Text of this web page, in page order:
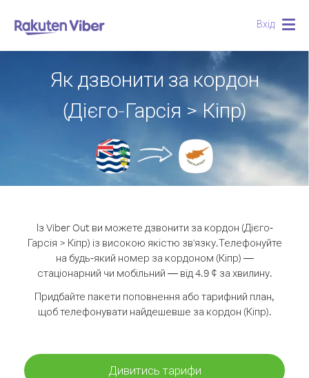
Вхід
Як дзвонити за кордон
(Дієго-Гарсія > Кіпр)
Із Viber Out ви можете дзвонити за кордон (Дієго-
Гарсія > Кіпр) із високою якістю зв'язку.Телефонуйте
на будь-який номер за кордоном (Кіпр) —
стаціонарний чи мобільний — від 4.9 ¢ за хвилину.
Придбайте пакети поповнення або тарифний план,
щоб телефонувати найдешевше за кордон (Кіпр).
Дивитись тарифи